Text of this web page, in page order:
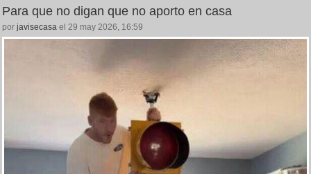
Para que no digan que no aporto en casa
por javisecasa el 29 may 2026, 16:59